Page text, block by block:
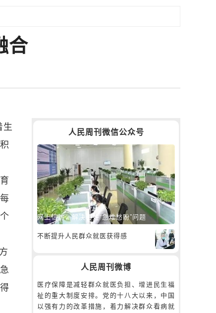
合
生
人民周刊微信公众号
网上信访，解决百姓“急难愁盼”问题
不断提升人民群众就医获得感
人民周刊微博
医疗保障是减轻群众就医负担、增进民生福
祉的重大制度安排。党的十八大以来，中国
以强有力的改革措施，着力解决群众看病就